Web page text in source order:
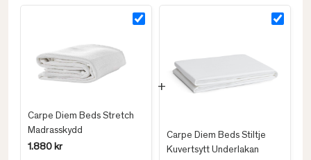
Carpe Diem Beds Stretch
Madrasskydd
1.880 kr
Carpe Diem Beds Stiltje
Kuvertsytt Underlakan